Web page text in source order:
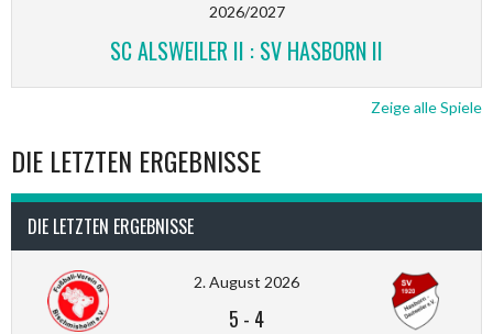
2026/2027
SC ALSWEILER II : SV HASBORN II
Zeige alle Spiele
DIE LETZTEN ERGEBNISSE
DIE LETZTEN ERGEBNISSE
2. August 2026
5 - 4